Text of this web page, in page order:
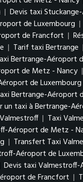
| Devis taxi
de Luxembourg |
de Francfort |
| Tarif taxi Bertrange |
Bertrange-Aéroport
de Metz - Nancy |
de Luxembourg
Bertrange-Aéroport
un taxi à Bertrange-
| Taxi
Aéroport de Metz -
| Transfert Taxi
Aéroport de
Devis taxi
de Francfort |